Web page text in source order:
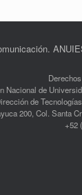
Nacional de
de
200, Col. Santa
+52